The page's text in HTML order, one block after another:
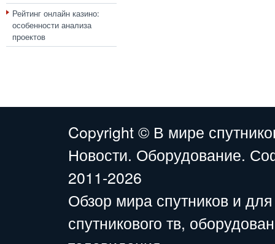
Рейтинг онлайн казино:
особенности анализа
проектов
Copyright © В мире
Новости. Оборудование.
2011-2026
Обзор мира спутников и
спутникового тв,